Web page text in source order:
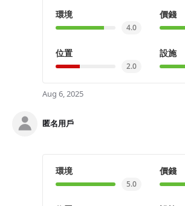
環境
4.0
價錢
位置
2.0
設施
Aug 6, 2025
匿名用戶
環境
5.0
價錢